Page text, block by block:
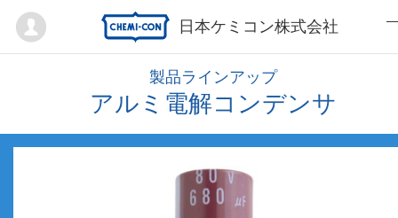
日本ケミコン株式会社
Mypage
製品ラインアップ
アルミ電解コンデンサ